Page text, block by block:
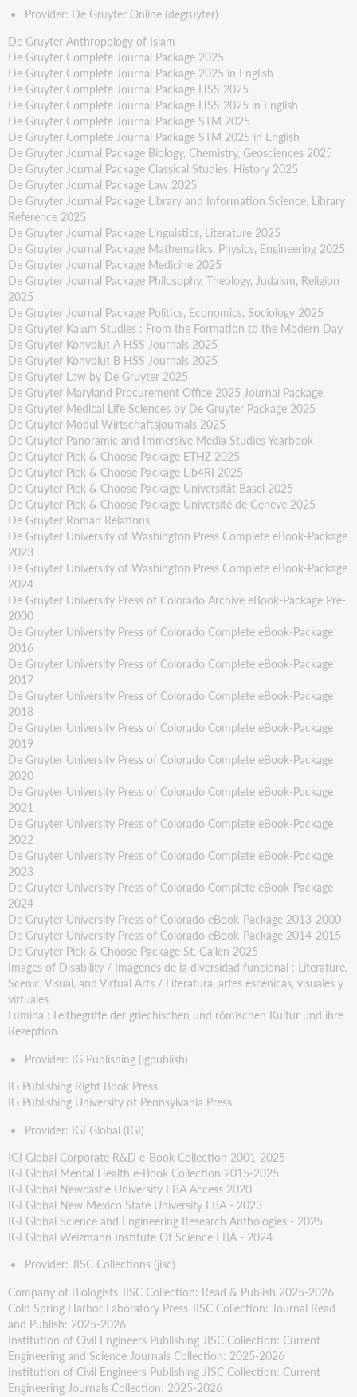
Provider: De Gruyter Online (degruyter)
De Gruyter Anthropology of Islam
De Gruyter Complete Journal Package 2025
De Gruyter Complete Journal Package 2025 in English
De Gruyter Complete Journal Package HSS 2025
De Gruyter Complete Journal Package HSS 2025 in English
De Gruyter Complete Journal Package STM 2025
De Gruyter Complete Journal Package STM 2025 in English
De Gruyter Journal Package Biology, Chemistry, Geosciences 2025
De Gruyter Journal Package Classical Studies, History 2025
De Gruyter Journal Package Law 2025
De Gruyter Journal Package Library and Information Science, Library
Reference 2025
De Gruyter Journal Package Linguistics, Literature 2025
De Gruyter Journal Package Mathematics, Physics, Engineering 2025
De Gruyter Journal Package Medicine 2025
De Gruyter Journal Package Philosophy, Theology, Judaism, Religion
2025
De Gruyter Journal Package Politics, Economics, Sociology 2025
De Gruyter Kalām Studies : From the Formation to the Modern Day
De Gruyter Konvolut A HSS Journals 2025
De Gruyter Konvolut B HSS Journals 2025
De Gruyter Law by De Gruyter 2025
De Gruyter Maryland Procurement Office 2025 Journal Package
De Gruyter Medical Life Sciences by De Gruyter Package 2025
De Gruyter Modul Wirtschaftsjournals 2025
De Gruyter Panoramic and Immersive Media Studies Yearbook
De Gruyter Pick & Choose Package ETHZ 2025
De Gruyter Pick & Choose Package Lib4RI 2025
De Gruyter Pick & Choose Package Universität Basel 2025
De Gruyter Pick & Choose Package Université de Genève 2025
De Gruyter Roman Relations
De Gruyter University of Washington Press Complete eBook-Package
2023
De Gruyter University of Washington Press Complete eBook-Package
2024
De Gruyter University Press of Colorado Archive eBook-Package Pre-
2000
De Gruyter University Press of Colorado Complete eBook-Package
2016
De Gruyter University Press of Colorado Complete eBook-Package
2017
De Gruyter University Press of Colorado Complete eBook-Package
2018
De Gruyter University Press of Colorado Complete eBook-Package
2019
De Gruyter University Press of Colorado Complete eBook-Package
2020
De Gruyter University Press of Colorado Complete eBook-Package
2021
De Gruyter University Press of Colorado Complete eBook-Package
2022
De Gruyter University Press of Colorado Complete eBook-Package
2023
De Gruyter University Press of Colorado Complete eBook-Package
2024
De Gruyter University Press of Colorado eBook-Package 2013-2000
De Gruyter University Press of Colorado eBook-Package 2014-2015
De Gruyter Pick & Choose Package St. Gallen 2025
Images of Disability / Imágenes de la diversidad funcional : Literature,
Scenic, Visual, and Virtual Arts / Literatura, artes escénicas, visuales y
virtuales
Lumina : Leitbegriffe der griechischen und römischen Kultur und ihre
Rezeption
Provider: IG Publishing (igpublish)
IG Publishing Right Book Press
IG Publishing University of Pennsylvania Press
Provider: IGI Global (IGI)
IGI Global Corporate R&D e-Book Collection 2001-2025
IGI Global Mental Health e-Book Collection 2015-2025
IGI Global Newcastle University EBA Access 2020
IGI Global New Mexico State University EBA - 2023
IGI Global Science and Engineering Research Anthologies - 2025
IGI Global Weizmann Institute Of Science EBA - 2024
Provider: JISC Collections (jisc)
Company of Biologists JISC Collection: Read & Publish 2025-2026
Cold Spring Harbor Laboratory Press JISC Collection: Journal Read
and Publish: 2025-2026
Institution of Civil Engineers Publishing JISC Collection: Current
Engineering and Science Journals Collection: 2025-2026
Institution of Civil Engineers Publishing JISC Collection: Current
Engineering Journals Collection: 2025-2026